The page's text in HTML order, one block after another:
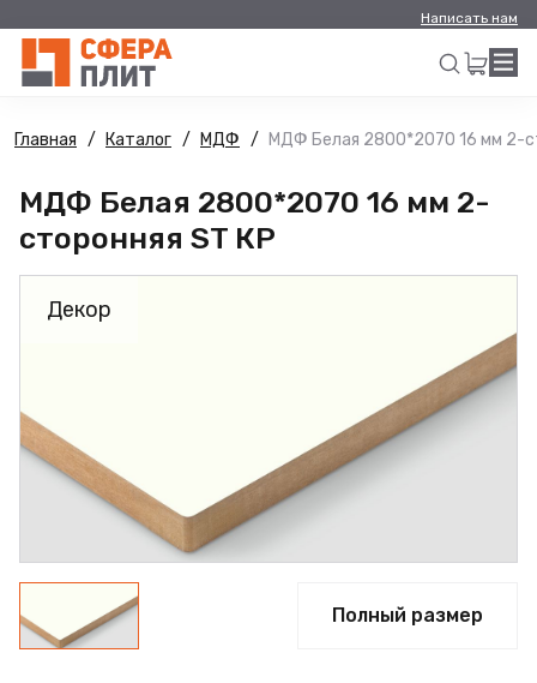
Написать нам
Искать
Главная Каталог МДФ МДФ Белая 2800*2070 16 мм 2-
МДФ Белая 2800*2070 16 мм 2-
сторонняя ST КР
Декор
Полный размер